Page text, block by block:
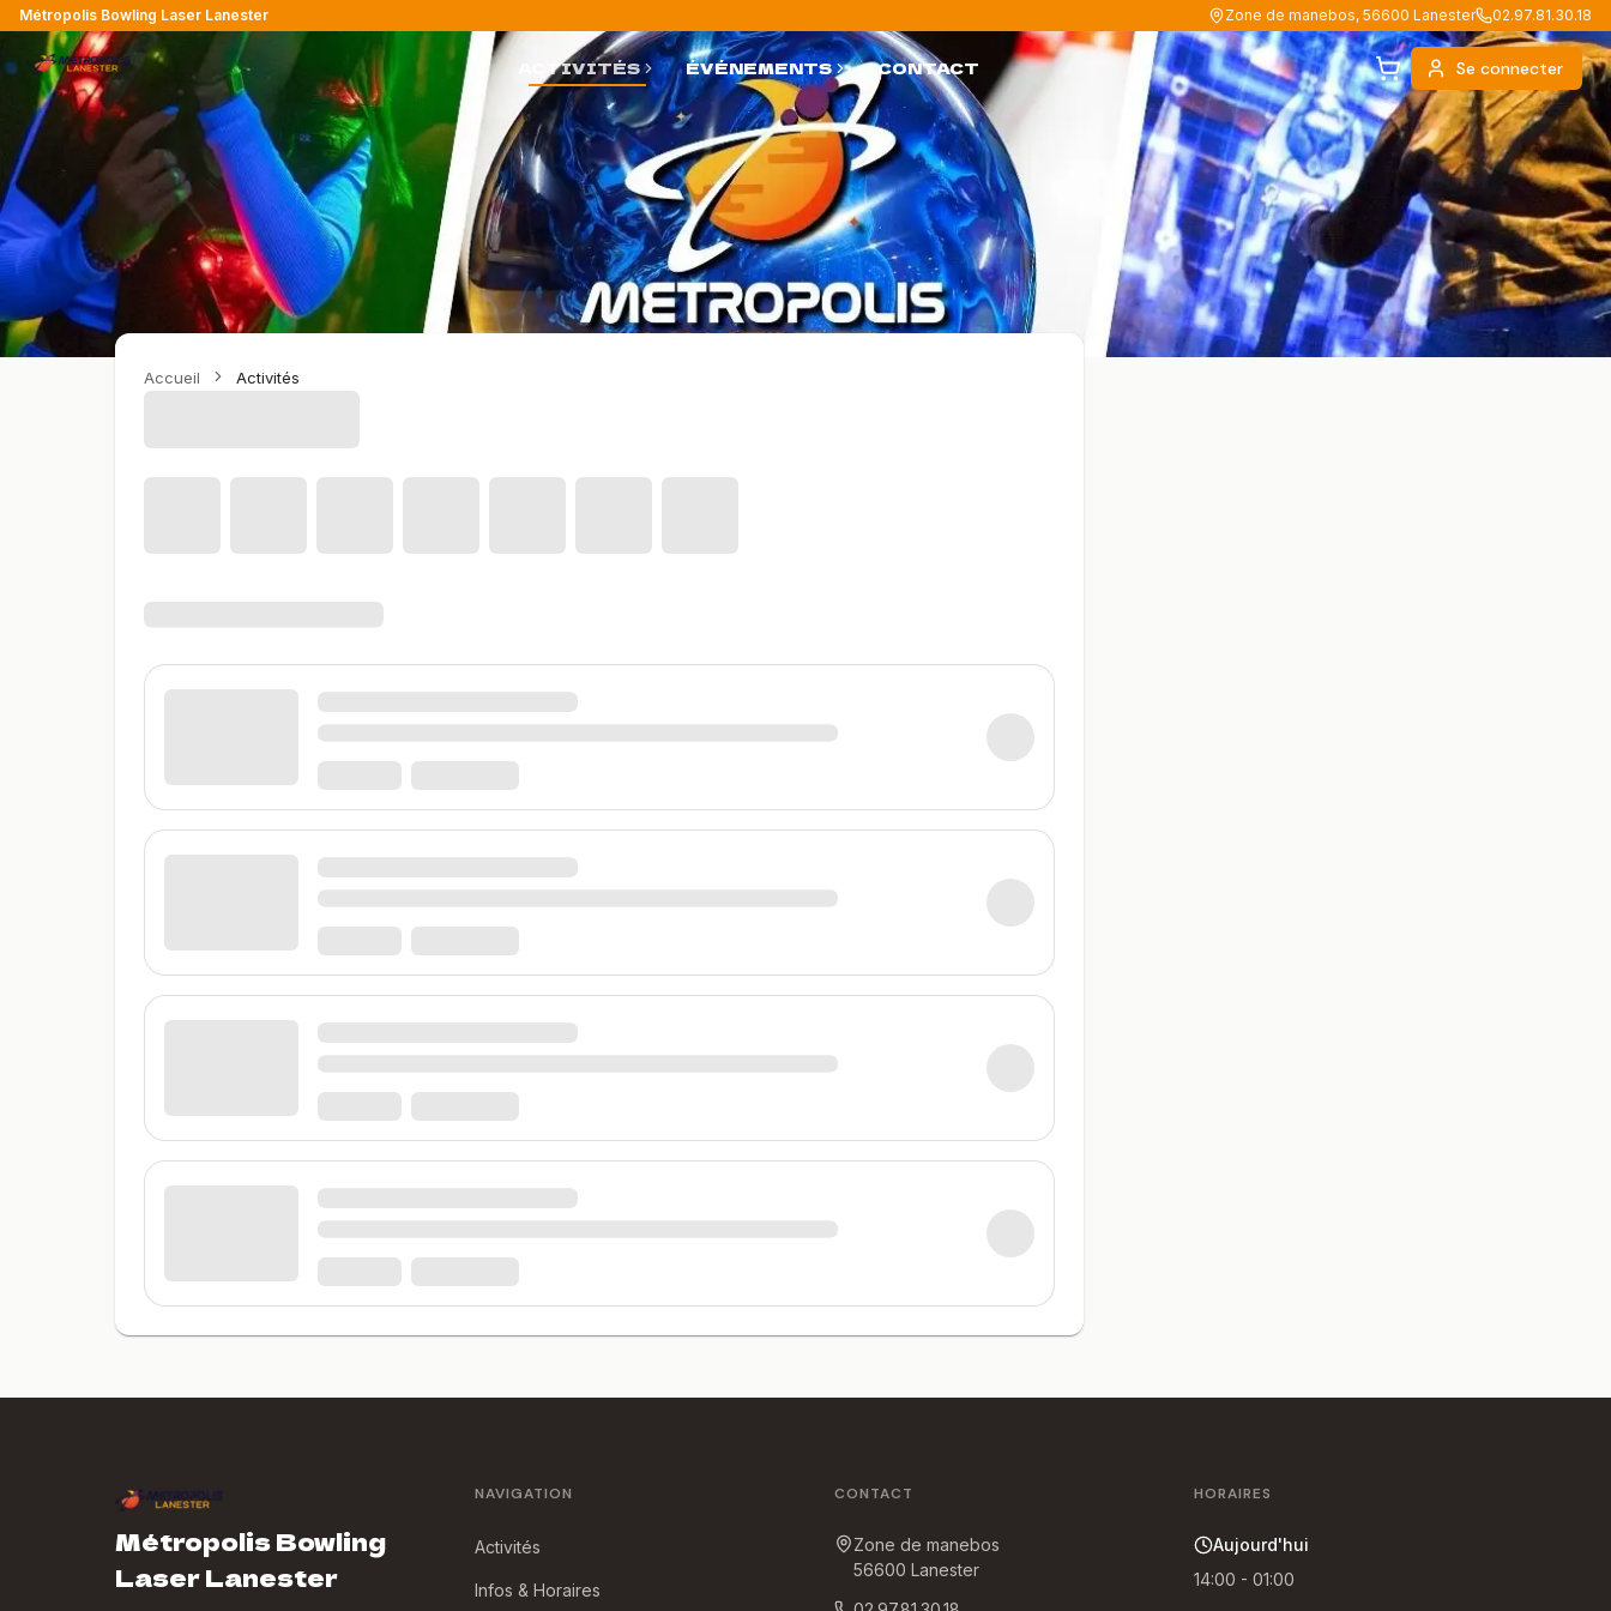
Métropolis Bowling Laser Lanester Zone de manebos, 56600 Lanester 02.97.81.30.18
ACTIVITÉS ÉVÉNEMENTS CONTACT Se connecter
Accueil Activités
Panier ( 0)
Métropolis Bowling
Laser Lanester
NAVIGATION
Activités
Infos & Horaires
CONTACT
Zone de manebos
56600 Lanester
HORAIRES
Aujourd'hui
14:00 - 01:00